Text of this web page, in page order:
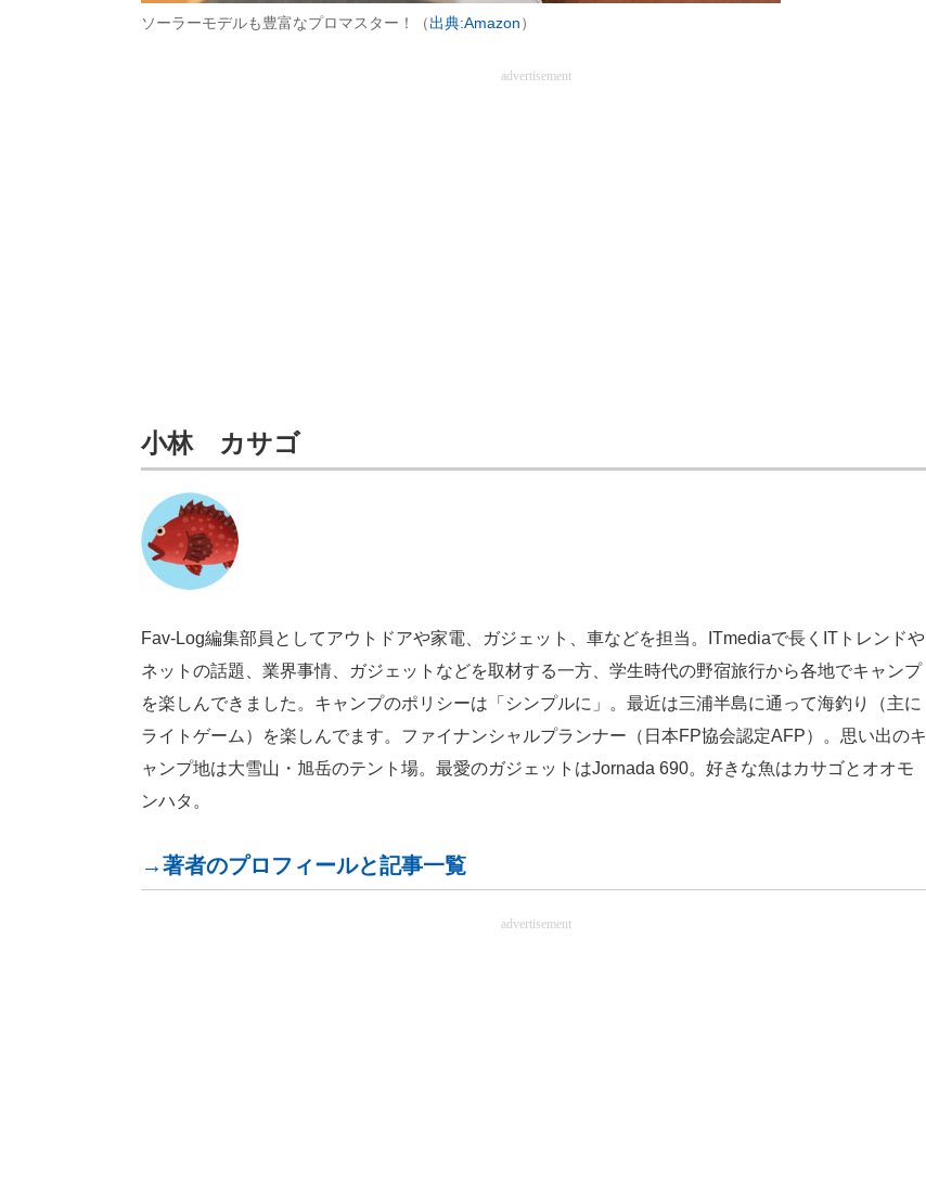
ソーラーモデルも豊富なプロマスター！（出典:Amazon）
advertisement
小林 カサゴ
Fav-Log編集部員としてアウトドアや家電、ガジェット、車などを担当。ITmediaで長くITトレンドや
ネットの話題、業界事情、ガジェットなどを取材する一方、学生時代の野宿旅行から各地でキャンプ
を楽しんできました。キャンプのポリシーは「シンプルに」。最近は三浦半島に通って海釣り（主に
ライトゲーム）を楽しんでます。ファイナンシャルプランナー（日本FP協会認定AFP）。思い出のキ
ャンプ地は大雪山・旭岳のテント場。最愛のガジェットはJornada 690。好きな魚はカサゴとオオモ
ンハタ。
→著者のプロフィールと記事一覧
advertisement